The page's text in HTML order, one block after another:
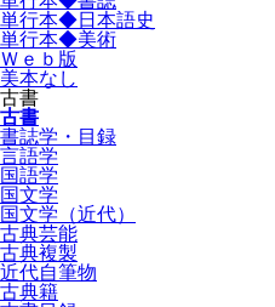
単行本◆日本語史
単行本◆美術
Ｗｅｂ版
美本なし
古書
古書
書誌学・目録
言語学
国語学
国文学
国文学（近代）
古典芸能
古典複製
近代自筆物
古典籍